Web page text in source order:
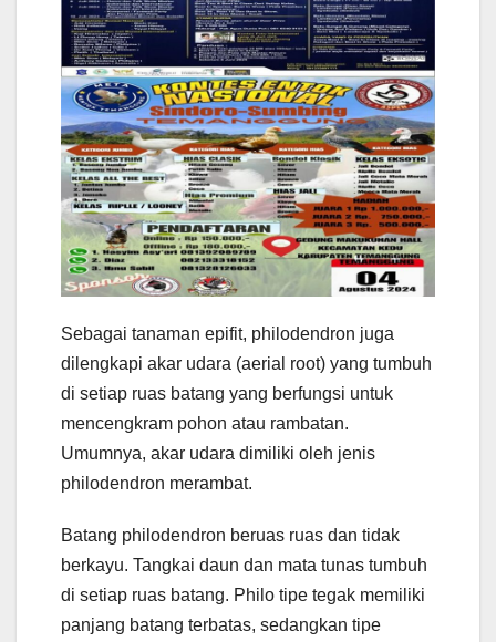
Sebagai tanaman epifit, philodendron juga
dilengkapi akar udara (aerial root) yang tumbuh
di setiap ruas batang yang berfungsi untuk
mencengkram pohon atau rambatan.
Umumnya, akar udara dimiliki oleh jenis
philodendron merambat.
Batang philodendron beruas ruas dan tidak
berkayu. Tangkai daun dan mata tunas tumbuh
di setiap ruas batang. Philo tipe tegak memiliki
panjang batang terbatas, sedangkan tipe